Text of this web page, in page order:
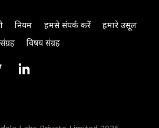
नियम हमसे संपर्क करें
हमारे उसूल
विषय संग्रह